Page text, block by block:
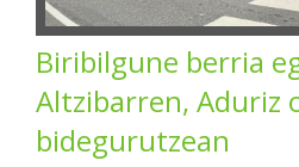
Biribilgune berria
Altzibarren, Aduriz
bidegurutzean